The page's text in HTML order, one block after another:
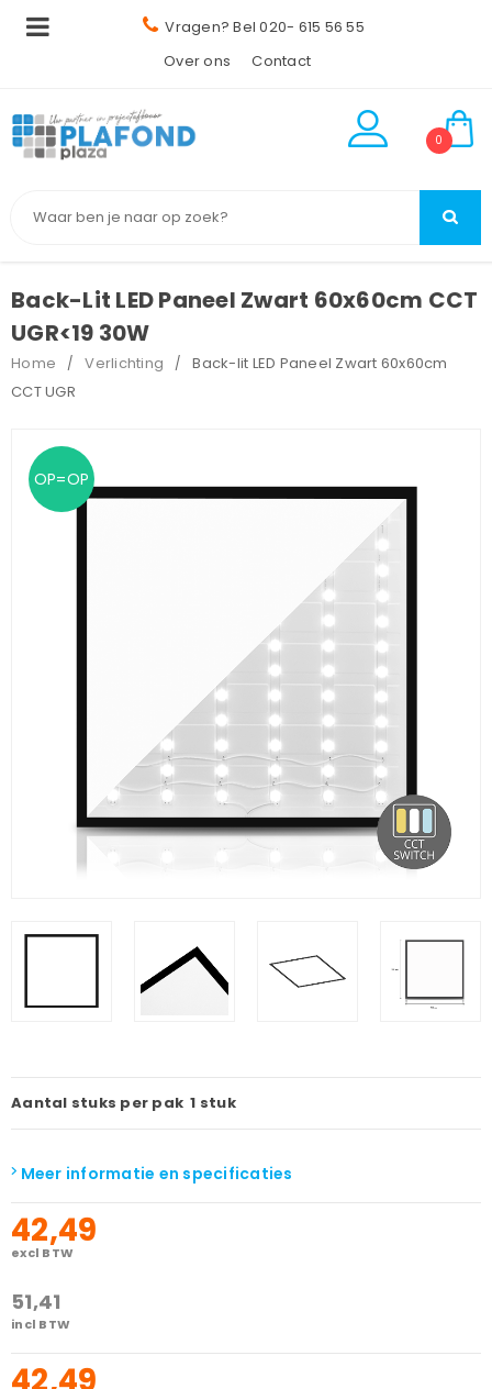
Vragen? Bel 020- 615 56 55
Over ons
Contact
0
Back-Lit LED Paneel Zwart 60x60cm CCT
UGR<19 30W
Home / Verlichting /
Back-lit LED Paneel Zwart 60x60cm
CCT UGR
OP=OP
Aantal stuks per pak 1 stuk
Meer informatie en specificaties
42,49
excl BTW
51,41
incl BTW
42,49